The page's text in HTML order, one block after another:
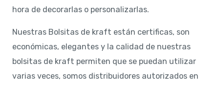
hora de decorarlas o personalizarlas.
Nuestras Bolsitas de kraft están certificas, son
económicas, elegantes y la calidad de nuestras
bolsitas de kraft permiten que se puedan utilizar
varias veces, somos distribuidores autorizados en